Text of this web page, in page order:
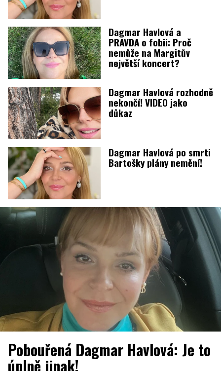
Dagmar Havlová a
PRAVDA o fobii: Proč
nemůže na Margitův
největší koncert?
Dagmar Havlová rozhodně
nekončí! VIDEO jako
důkaz
Dagmar Havlová po smrti
Bartošky plány nemění!
Pobouřená Dagmar Havlová: Je to
úplně jinak!